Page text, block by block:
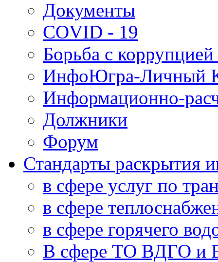
Документы
COVID - 19
Борьба с
ИнфоЮгра-Личный
Информационно-
Должники
Форум
Стандарты раскрытия
в сфере услуг по
в сфере
в сфере горячего
В сфере ТО ВДГО и